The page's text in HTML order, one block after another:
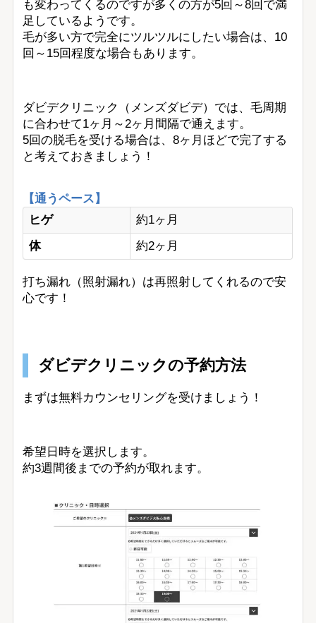
も変わってくるのですが多くの方が5回～8回で満
足しているようです。
毛が多い方で完全にツルツルにしたい場合は、10
回～15回程度な場合もあります。
ダビデクリニック（メンズダビデ）では、毛周期
に合わせて1ヶ月～2ヶ月間隔で通えます。
5回の脱毛を受ける場合は、8ヶ月ほどで完了する
と考えておきましょう！
【通うペース】
ヒゲ
約1ヶ月
体
約2ヶ月
打ち漏れ（照射漏れ）は再照射してくれるので安
心です！
ダビデクリニックの予約方法
まずは無料カウンセリングを受けましょう！
希望日時を選択します。
約3週間後までの予約が取れます。